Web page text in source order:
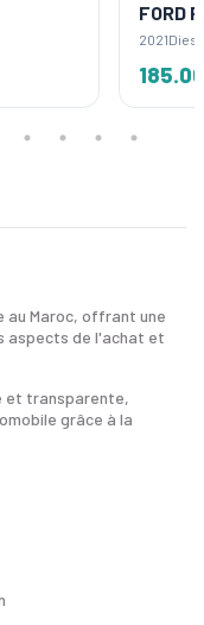
FORD
2021
Maroc, offrant une
aspects de l'achat et
et transparente,
grâce à la